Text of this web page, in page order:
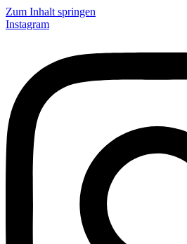
Zum Inhalt springen
Instagram